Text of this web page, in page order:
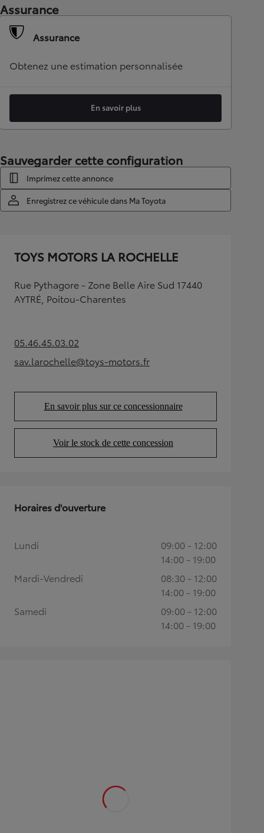
Assurance
Assurance
Obtenez une estimation personnalisée
En savoir plus
Sauvegarder cette configuration
Imprimez cette annonce
Enregistrez ce véhicule dans Ma Toyota
TOYS MOTORS LA ROCHELLE
Rue Pythagore - Zone Belle Aire Sud 17440
AYTRÉ, Poitou-Charentes
05.46.45.03.02(Opens in new tab)
sav.larochelle@toys-motors.fr
(Opens in new tab)
En savoir plus sur ce concessionnaire
(Opens in new tab)
Voir le stock de cette concession
(Opens in new tab)
Horaires d'ouverture
Lundi
09:00 - 12:00
14:00 - 19:00
Mardi-Vendredi
08:30 - 12:00
14:00 - 19:00
Samedi
09:00 - 12:00
14:00 - 19:00